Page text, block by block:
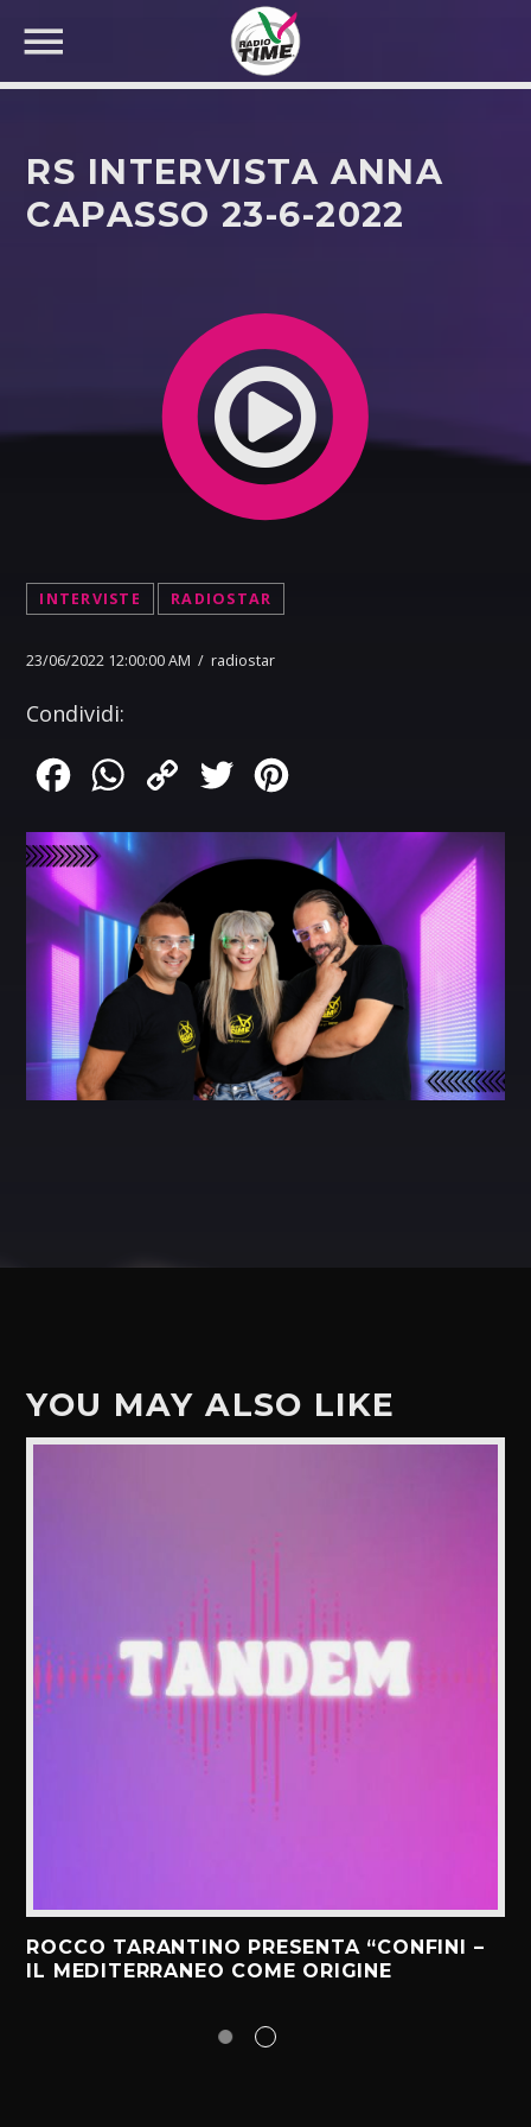
RS INTERVISTA ANNA
CAPASSO 23-6-2022
INTERVISTE RADIOSTAR
23/06/2022 12:00:00 AM / radiostar
Condividi:
FacebookWhatsApp
Copy
Twitter
YOU MAY ALSO LIKE
ROCCO TARANTINO PRESENTA “CONFINI –
IL MEDITERRANEO COME ORIGINE